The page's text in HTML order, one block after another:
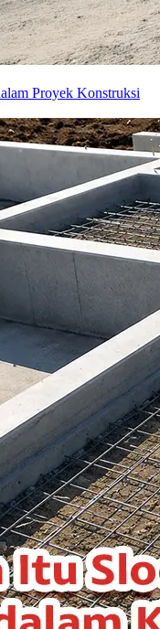
Proyek Konstruksi